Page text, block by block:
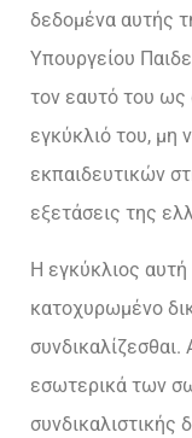
δεδομένα αυτής
Υπουργείου
τον εαυτό του ως
εγκύκλιό του, μη
εκπαιδευτικών
εξετάσεις της
Η εγκύκλιος αυτή
κατοχυρωμένο
εσωτερικά των